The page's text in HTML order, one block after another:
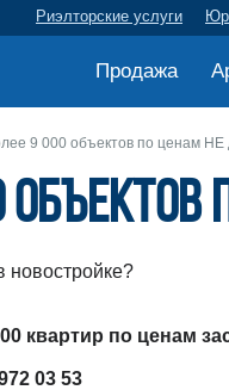
Риэлторские услуги
Продажа
9 000 объектов по ценам
новостройке?
квартир по ценам
03 53